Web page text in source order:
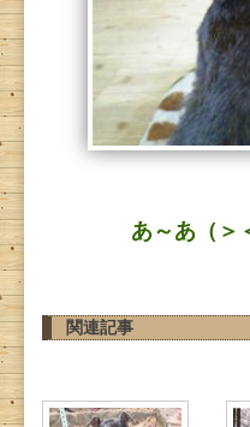
あ～あ（＞
関連記事